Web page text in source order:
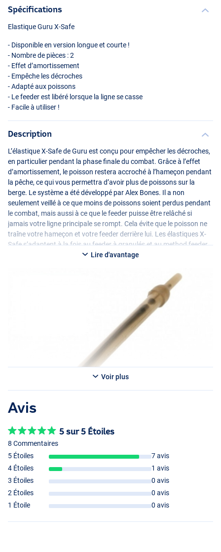
Spécifications
Elastique Guru X-Safe
- Disponible en version longue et courte !
- Nombre de pièces : 2
- Effet d’amortissement
- Empêche les décroches
- Adapté aux poissons
- Le feeder est libéré lorsque la ligne se casse
- Facile à utiliser !
Description
L’élastique X-Safe de Guru est conçu pour empêcher les décroches,
en particulier pendant la phase finale du combat. Grâce à l’effet
d’amortissement, le poisson restera accroché à l’hameçon pendant
la pêche, ce qui vous permettra d’avoir plus de poissons sur la
berge. Le système a été développé par Alex Bones. Il a non
seulement veillé à ce que moins de poissons soient perdus pendant
le combat, mais aussi à ce que le feeder puisse être relâché si
jamais votre ligne principale se rompt. Cela évite que le poisson ne
traîne votre hameçon et votre feeder derrière lui. Les élastiques X-
Safe s’adaptent à la fois au feeder à granulés et au method feeder.
Lire d'avantage
Voir plus
Avis
5 sur 5 Étoiles
8 Commentaires
5 Étoiles
7 avis
4 Étoiles
1 avis
3 Étoiles
0 avis
2 Étoiles
0 avis
1 Étoile
0 avis